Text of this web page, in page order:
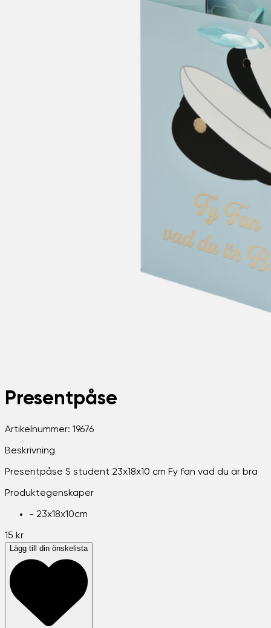
Presentpåse
Artikelnummer: 19676
Beskrivning
Presentpåse S student 23x18x10 cm Fy fan vad du är bra
Produktegenskaper
- 23x18x10cm
15 kr
Lägg till din önskelista